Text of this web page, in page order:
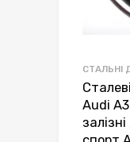
СТАЛЬНІ
Audi